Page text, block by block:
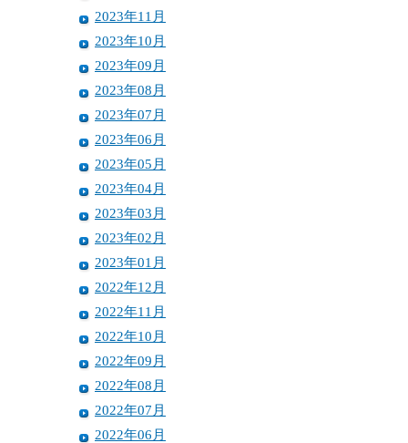
2023年11月
2023年10月
2023年09月
2023年08月
2023年07月
2023年06月
2023年05月
2023年04月
2023年03月
2023年02月
2023年01月
2022年12月
2022年11月
2022年10月
2022年09月
2022年08月
2022年07月
2022年06月